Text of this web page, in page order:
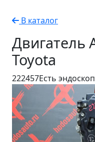
В каталог
Двигатель
Toyota
222457Есть